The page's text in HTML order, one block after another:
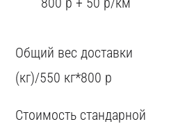
Общий вес доставки
(кг)/550 кг*800 р
Стоимость стандарной